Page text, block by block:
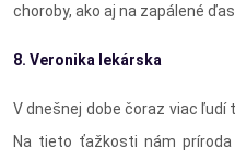
choroby, ako aj na zapálené
8. Veronika lekárska
V dnešnej dobe čoraz viac ľudí
Na tieto ťažkosti nám príroda